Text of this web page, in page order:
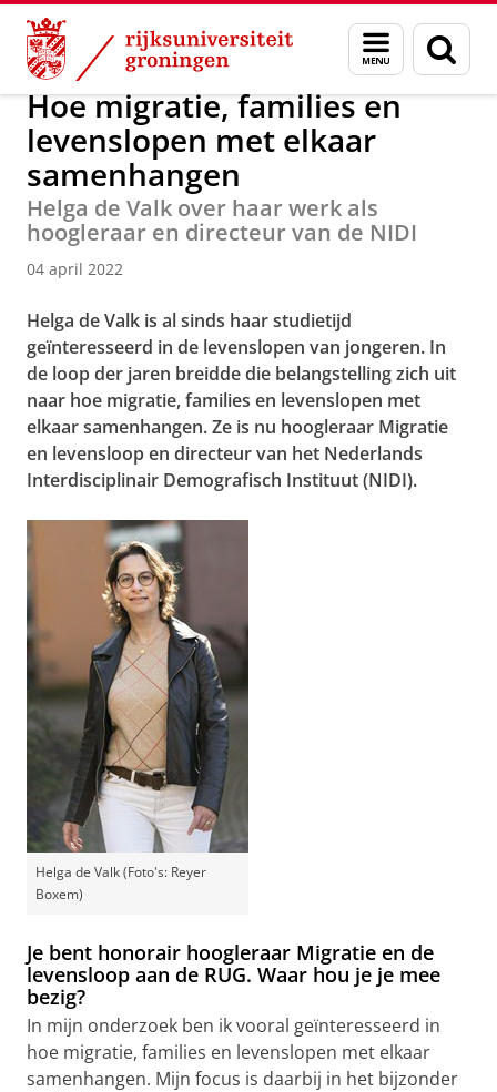
Skip
Content
Skip
Navigation
Menu
en
zoeken
Over ons Actueel Nieuws Nieuwsberichten
Hoe migratie, families en
levenslopen met elkaar
samenhangen
Helga de Valk over haar werk als
hoogleraar en directeur van de NIDI
04 april 2022
Helga de Valk is al sinds haar studietijd
geïnteresseerd in de levenslopen van jongeren. In
de loop der jaren breidde die belangstelling zich uit
naar hoe migratie, families en levenslopen met
elkaar samenhangen. Ze is nu hoogleraar Migratie
en levensloop en directeur van het Nederlands
Interdisciplinair Demografisch Instituut (NIDI).
Helga de Valk (Foto's: Reyer
Boxem)
Je bent honorair hoogleraar Migratie en de
levensloop aan de RUG. Waar hou je je mee
bezig?
In mijn onderzoek ben ik vooral geïnteresseerd in
hoe migratie, families en levenslopen met elkaar
samenhangen. Mijn focus is daarbij in het bijzonder